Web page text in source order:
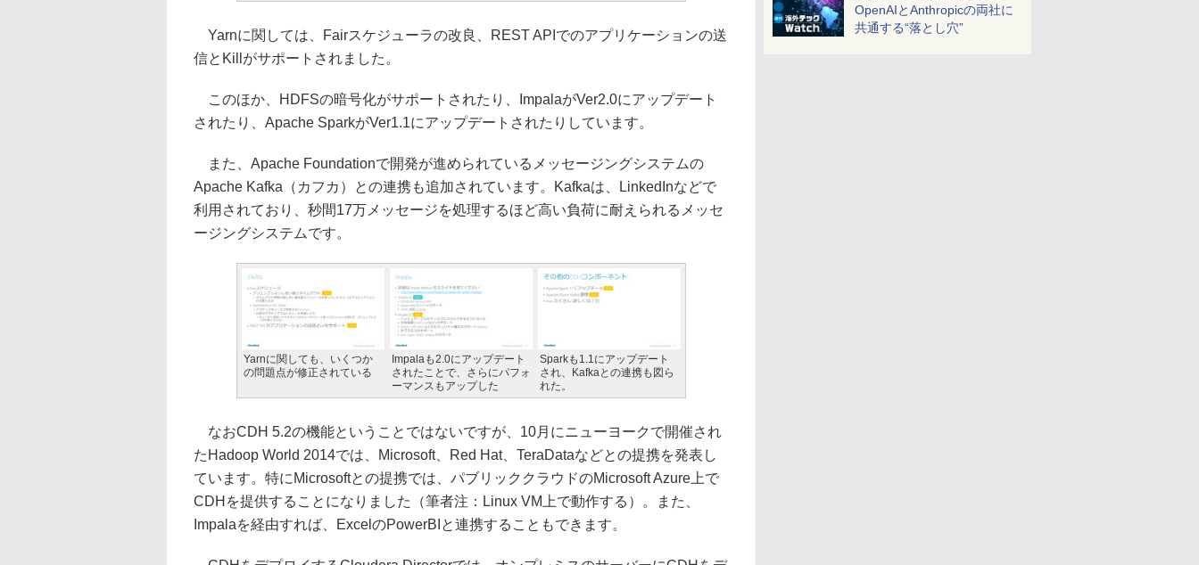
OpenAIとAnthropicの両社に
共通する“落とし穴”
Yarnに関しては、Fairスケジューラの改良、REST APIでのアプリケーションの送
信とKillがサポートされました。
このほか、HDFSの暗号化がサポートされたり、ImpalaがVer2.0にアップデート
されたり、Apache SparkがVer1.1にアップデートされたりしています。
また、Apache Foundationで開発が進められているメッセージングシステムの
Apache Kafka（カフカ）との連携も追加されています。Kafkaは、LinkedInなどで
利用されており、秒間17万メッセージを処理するほど高い負荷に耐えられるメッセ
ージングシステムです。
Yarnに関しても、いくつか
の問題点が修正されている
Impalaも2.0にアップデート
されたことで、さらにパフォ
ーマンスもアップした
Sparkも1.1にアップデート
され、Kafkaとの連携も図ら
れた。
なおCDH 5.2の機能ということではないですが、10月にニューヨークで開催され
たHadoop World 2014では、Microsoft、Red Hat、TeraDataなどとの提携を発表し
ています。特にMicrosoftとの提携では、パブリッククラウドのMicrosoft Azure上で
CDHを提供することになりました（筆者注：Linux VM上で動作する）。また、
Impalaを経由すれば、ExcelのPowerBIと連携することもできます。